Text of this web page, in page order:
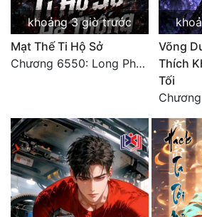
khoảng 3 giờ trước
Mạt Thế Ti Hộ Sở
Chương 6550: Long Phượng Thần Trận
Võng
Thích
Tối